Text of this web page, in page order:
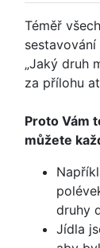
Téměř
sestavování
„Jaký druh
za přílohu
Proto Vám
můžete
druhy
Jídla